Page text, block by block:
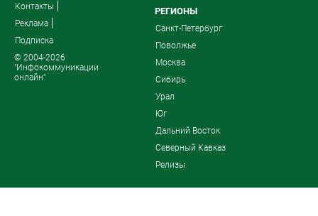
Контакты
Реклама
Подписка
© 2004-2026
"Инфокоммуникации
онлайн"
РЕГИОНЫ
Санкт-Петербург
Поволжье
Москва
Сибирь
Урал
Юг
Дальний Восток
Северный Кавказ
Релизы